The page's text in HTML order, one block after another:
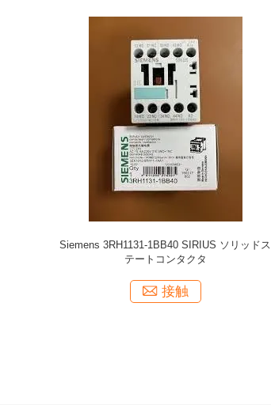
Siemens 3RH1131-1BB40 SIRIUS ソリッドス
テートコンタクタ
接触